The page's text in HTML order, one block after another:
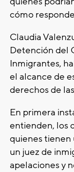
cómo
Claudia
Detención del
Inmigrantes,
el alcance de
derechos de
En primera
entienden, los
quienes
un juez de
apelaciones y